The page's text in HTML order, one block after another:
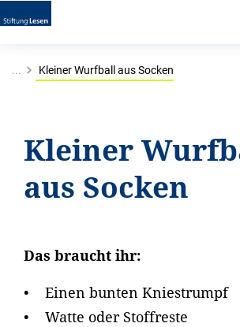
... Kleiner Wurfball aus Socken
Kleiner
aus Socken
Das braucht ihr:
• Einen bunten Kniestrumpf
• Watte oder Stoffreste